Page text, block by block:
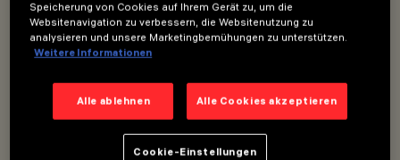
Leuchtengehäuse aus Aluminiumdruckguss;
durchsichtiges, gehärtetes Natrium- Kalzium-
Abschlussglas, mit einer Stärke von 5 mm.
Mastaufsatz aus druckgegossenem Aluminium zur
Einzel- oder Doppelanordnung für Maste mit ø
60/76/102/120 mm, Dreifach ø 102/120 mm.
Speicherung von Cookies auf Ihrem Gerät zu, um die
Websitenavigation zu verbessern, die Websitenutzung zu
analysieren und unsere Marketingbemühungen zu unterstützen.
Weitere Informationen
Alle ablehnen Alle Cookies akzeptieren
Cookie-Einstellungen